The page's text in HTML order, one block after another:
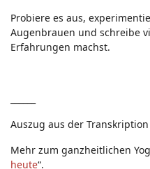
Probiere es aus,
Augenbrauen und schreibe
Erfahrungen machst.
Auszug aus der
Mehr zum ganzheitlichen
heute“.